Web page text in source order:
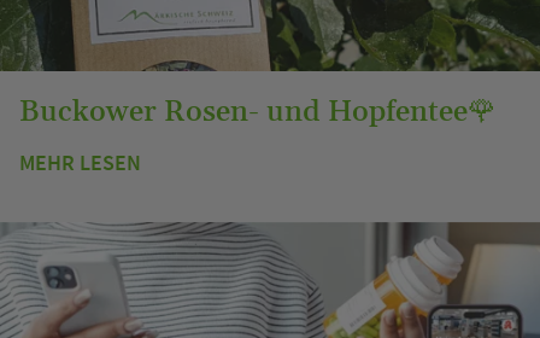
Buckower Rosen- und Hopfentee🌹
MEHR LESEN